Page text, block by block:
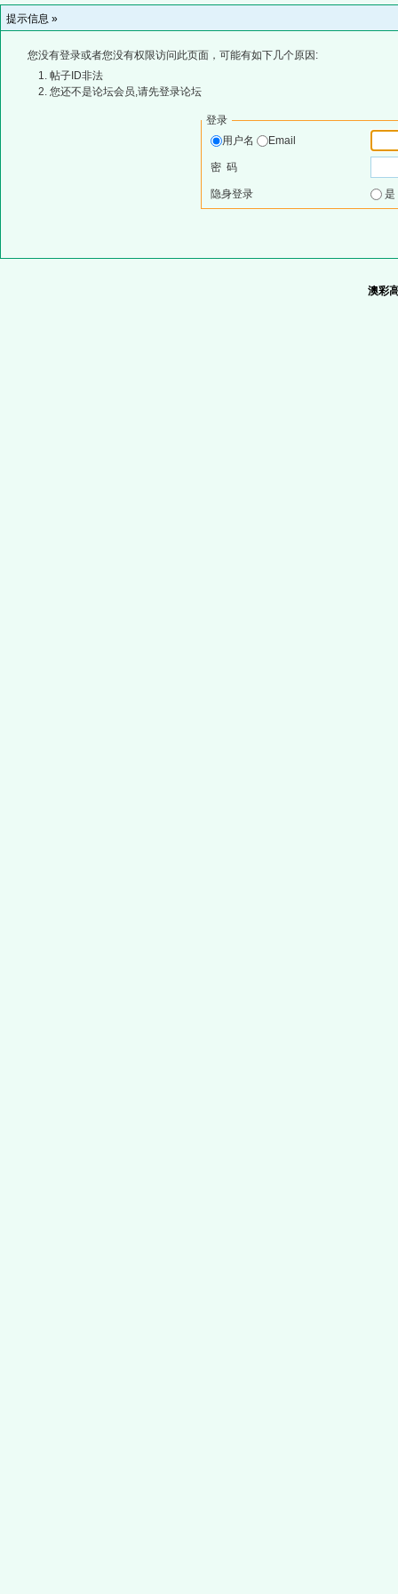
提示信息 »
您没有登录或者您没有权限访问此页面，可能有如下几个原因:
帖子ID非法
您还不是论坛会员,请先登录论坛
登录
用户名
Email
密 码
隐身登录
澳彩